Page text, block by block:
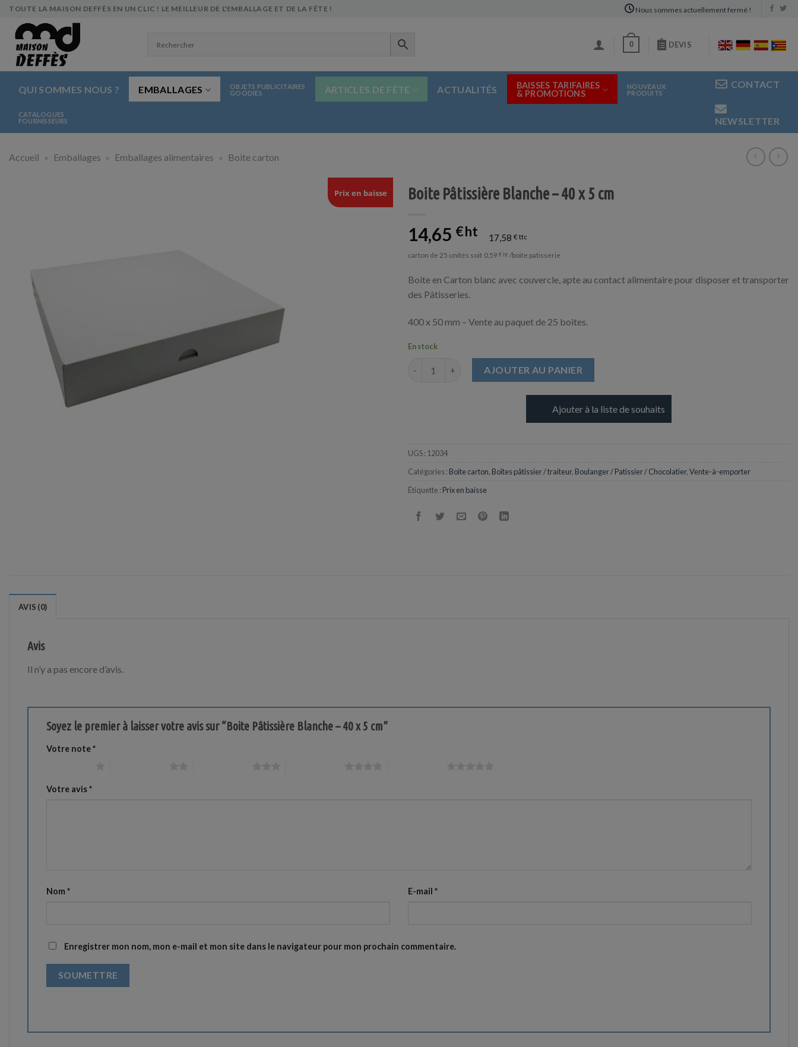
Skip
content
TOUTE LA MAISON DEFFÈS EN UN CLIC ! LE MEILLEUR DE L'EMBALLAGE ET DE LA FÊTE ! Nous sommes actuellement fermé !
0 DEVIS
QUI SOMMES NOUS ? EMBALLAGES
OBJETS PUBLICITAIRES
GOODIES
ARTICLES DE FÊTE ACTUALITÉS
BAISSES TARIFAIRES
& PROMOTIONS
NOUVEAUX
PRODUITS
CATALOGUES
FOURNISSEURS
CONTACT
NEWSLETTER
Accueil » Emballages » Emballages alimentaires » Boite carton
Prix en baisse Boite Pâtissière Blanche – 40 x 5 cm
14,65 € 17,58 €
carton de 25 unités soit 0,59 € /boite patisserie
Boite en Carton blanc avec couvercle, apte au contact alimentaire pour disposer et transporter
des Pâtisseries.
400 x 50 mm – Vente au paquet de 25 boites.
En stock
AJOUTER AU PANIER
Ajouter à la liste de souhaits
UGS : 12034
Catégories : Boite carton, Boîtes pâtissier / traiteur, Boulanger / Patissier / Chocolatier,Vente-à-emporter
Étiquette : Prix en baisse
AVIS (0)
Avis
Il n’y a pas encore d’avis.
Soyez le premier à laisser votre avis sur “Boite Pâtissière Blanche – 40 x 5 cm”
Votre note*
Votre avis*
Nom * E-mail *
Enregistrer mon nom, mon e-mail et mon site dans le navigateur pour mon prochain commentaire.